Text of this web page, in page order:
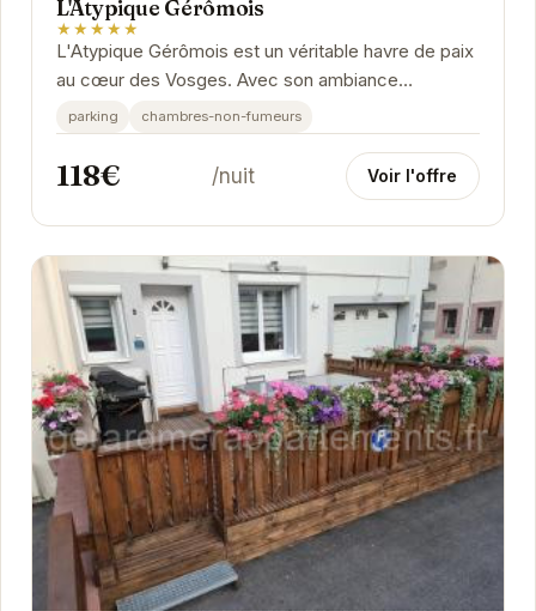
L'Atypique Gérômois
★★★★★
L'Atypique Gérômois est un véritable havre de paix
au cœur des Vosges. Avec son ambiance
chaleureuse et son décor élégant, cet
établissement...
parking chambres-non-fumeurs
118€ /nuit Voir l'offre